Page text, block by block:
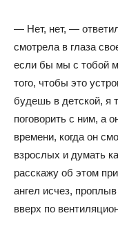
— Нет, нет, —
смотрела в глаза
если бы мы с тобой
того, чтобы это
будешь в детской, я
поговорить с ним, а
времени, когда он
взрослых и думать
расскажу об этом
ангел исчез,
вверх по